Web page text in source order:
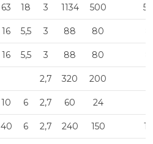
63 18 3 1134 500
16 5,5 3 88 80
16 5,5 3 88 80
2,7 320 200
10 6 2,7 60 24
40 6 2,7 240 150